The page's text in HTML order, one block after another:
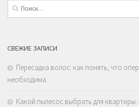
Найти:
СВЕЖИЕ ЗАПИСИ
Пересадка волос: как понять, что
необходима
Какой пылесос выбрать для